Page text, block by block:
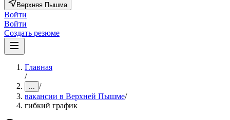
Верхняя Пышма
Войти
Войти
Создать резюме
Главная
/
... /
вакансии в Верхней Пышме/
гибкий график